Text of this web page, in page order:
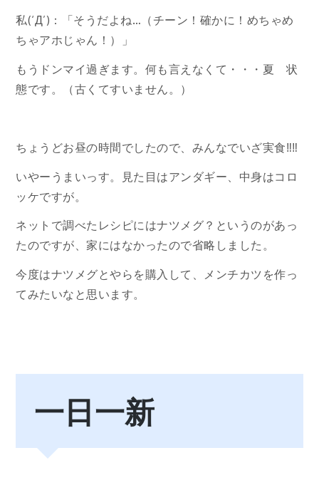
私(‘Д’)：「そうだよね…（チーン！確かに！めちゃめ
ちゃアホじゃん！）」
もうドンマイ過ぎます。何も言えなくて・・・夏 状
態です。（古くてすいません。）
ちょうどお昼の時間でしたので、みんなでいざ実食‼‼
いやーうまいっす。見た目はアンダギー、中身はコロ
ッケですが。
ネットで調べたレシピにはナツメグ？というのがあっ
たのですが、家にはなかったので省略しました。
今度はナツメグとやらを購入して、メンチカツを作っ
てみたいなと思います。
一日一新